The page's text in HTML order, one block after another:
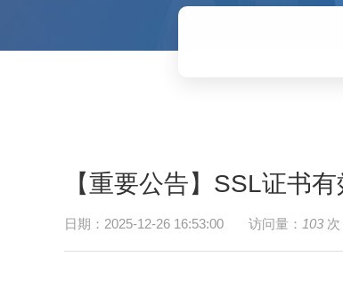
【重要公告】SSL证书
日期：2025-12-26 16:53:00 访问量： 103次